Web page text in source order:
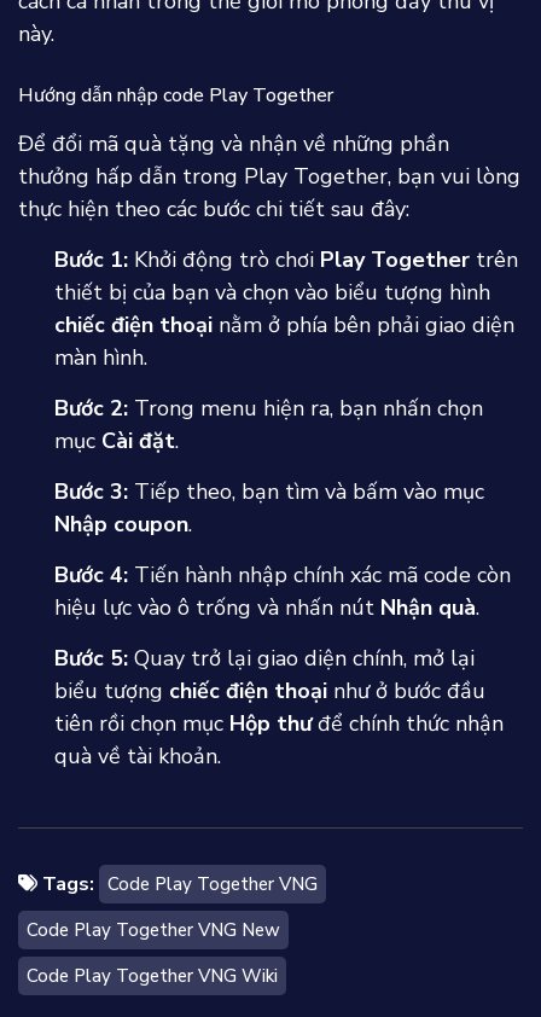
này.
Hướng dẫn nhập code Play Together
Để đổi mã quà tặng và nhận về những phần
thưởng hấp dẫn trong Play Together, bạn vui lòng
thực hiện theo các bước chi tiết sau đây:
Bước 1: Khởi động trò chơi Play Together trên
thiết bị của bạn và chọn vào biểu tượng hình
chiếc điện thoại nằm ở phía bên phải giao diện
màn hình.
Bước 2: Trong menu hiện ra, bạn nhấn chọn
mục Cài đặt.
Bước 3: Tiếp theo, bạn tìm và bấm vào mục
Nhập coupon.
Bước 4: Tiến hành nhập chính xác mã code còn
hiệu lực vào ô trống và nhấn nút Nhận quà.
Bước 5: Quay trở lại giao diện chính, mở lại
biểu tượng chiếc điện thoại như ở bước đầu
tiên rồi chọn mục Hộp thưđể chính thức nhận
quà về tài khoản.
Tags: Code Play Together VNG
Code Play Together VNG New
Code Play Together VNG Wiki